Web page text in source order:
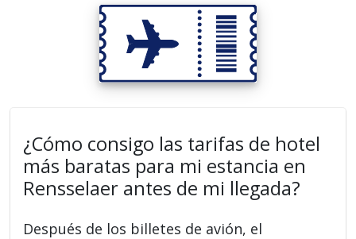
¿Cómo consigo las tarifas de hotel
más baratas para mi estancia en
Rensselaer antes de mi llegada?
Después de los billetes de avión, el